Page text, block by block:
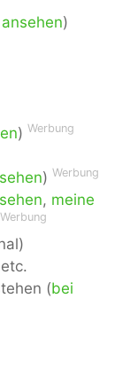
)
) Werbung
) Werbung
, meine
Werbung
(bei